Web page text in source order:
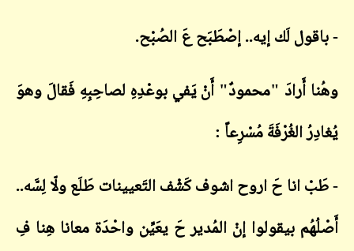
- باقول لَك إيه.. إصْطَبَح عَ الصُبْح.
وهُنا أَرادَ "محمودٌ" أَنْ يَفي بوعْدِهِ لصاحِبِهِ فَقالَ وهوَ
يُغادِرُ الغُرْفَةَ مُسْرِعاً :
- طَبْ انا حَ اروح اشوف كَشْف التَعيينات طَلَع ولّا لِسَّه..
أَصْلُهُم بيقولوا إنْ المُدير حَ يعَيِّن واحْدَة معانا هِنا فِ